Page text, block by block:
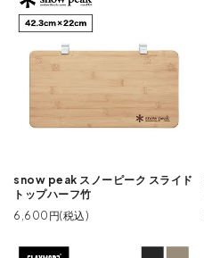
snow peak スノーピーク スライド
トップハーフ竹
6,600円(税込)